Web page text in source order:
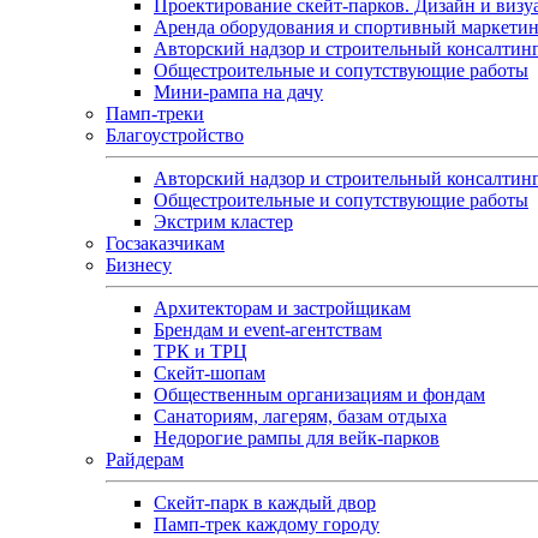
Проектирование скейт-парков. Дизайн и
Аренда оборудования и спортивный
Авторский надзор и строительный
Общестроительные и сопутствующие работы
Мини-рампа на дачу
Памп‑треки
Благоустройство
Авторский надзор и строительный
Общестроительные и сопутствующие работы
Экстрим кластер
Госзаказчикам
Бизнесу
Архитекторам и застройщикам
Брендам и event-агентствам
ТРК и ТРЦ
Скейт-шопам
Общественным организациям и фондам
Санаториям, лагерям, базам отдыха
Недорогие рампы для вейк-парков
Райдерам
Скейт-парк в каждый двор
Памп-трек каждому городу